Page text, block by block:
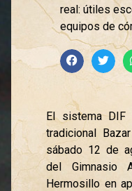
real: útiles
equipos de
El sistema DIF
tradicional
sábado 12 de
del Gimnasio
Hermosillo en